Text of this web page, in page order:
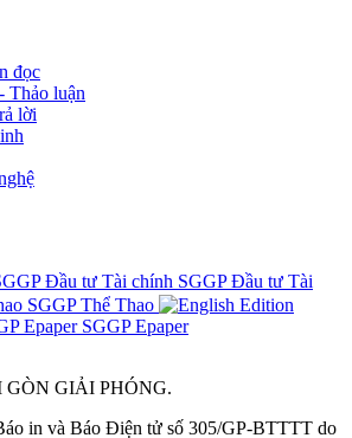
đọc
Thảo luận
lời
SGGP Đầu tư Tài
SGGP Thể Thao
SGGP Epaper
GÒN GIẢI PHÓNG.
in và Báo Điện tử số 305/GP-BTTTT do